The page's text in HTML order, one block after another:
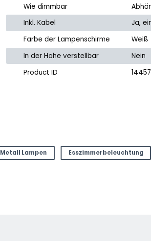
Wie dimmbar
Inkl. Kabel
Ja,
Farbe der Lampenschirme
Weiß
In der Höhe verstellbar
Nein
Product ID
Metall Lampen Esszimmerbeleuchtung